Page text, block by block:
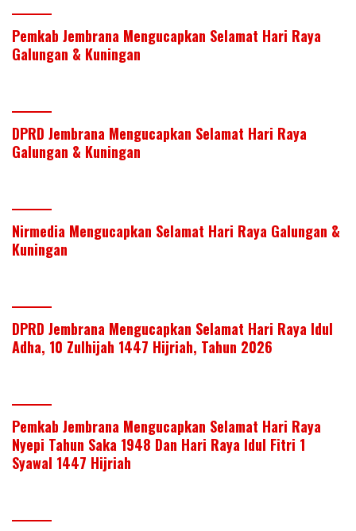
Pemkab Jembrana Mengucapkan Selamat Hari Raya
Galungan & Kuningan
DPRD Jembrana Mengucapkan Selamat Hari Raya
Galungan & Kuningan
Nirmedia Mengucapkan Selamat Hari Raya Galungan &
Kuningan
DPRD Jembrana Mengucapkan Selamat Hari Raya Idul
Adha, 10 Zulhijah 1447 Hijriah, Tahun 2026
Pemkab Jembrana Mengucapkan Selamat Hari Raya
Nyepi Tahun Saka 1948 Dan Hari Raya Idul Fitri 1
Syawal 1447 Hijriah